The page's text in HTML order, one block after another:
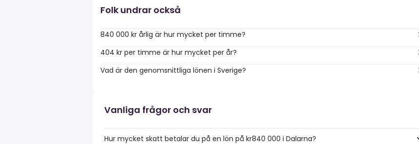
Folk undrar också
840 000 kr årlig är hur mycket per timme?
404 kr per timme är hur mycket per år?
Vad är den genomsnittliga lönen i Sverige?
Vanliga frågor och svar
Hur mycket skatt betalar du på en lön på kr840 000 i Dalarna?